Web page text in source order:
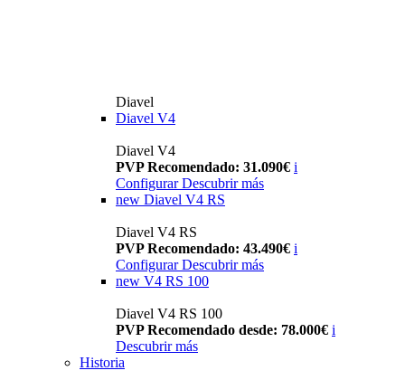
Diavel
Diavel V4
Diavel V4
PVP Recomendado: 31.090€ i
Configurar Descubrir más
new Diavel V4 RS
Diavel V4 RS
PVP Recomendado: 43.490€ i
Configurar Descubrir más
new V4 RS 100
Diavel V4 RS 100
PVP Recomendado desde: 78.000€ i
Descubrir más
Historia